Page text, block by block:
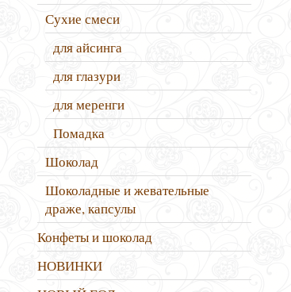
Сухие смеси
для айсинга
для глазури
для меренги
Помадка
Шоколад
Шоколадные и жевательные
драже, капсулы
Конфеты и шоколад
НОВИНКИ